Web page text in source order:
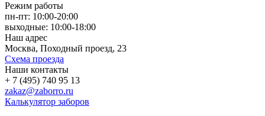
Режим работы
пн-пт: 10:00-20:00
выходные: 10:00-18:00
Наш адрес
Москва, Походный проезд, 23
Схема проезда
Наши контакты
+ 7 (495) 740 95 13
zakaz@zaborro.ru
Калькулятор заборов